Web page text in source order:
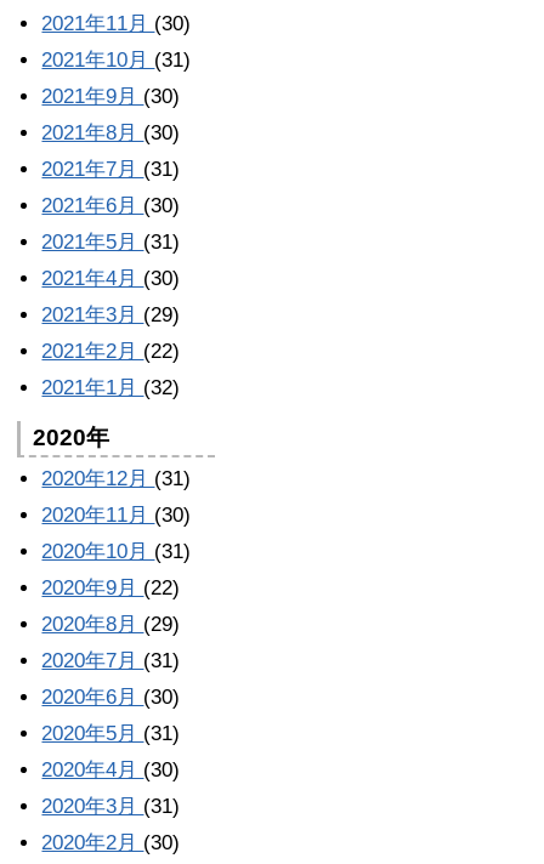
2021年11月 (30)
2021年10月 (31)
2021年9月 (30)
2021年8月 (30)
2021年7月 (31)
2021年6月 (30)
2021年5月 (31)
2021年4月 (30)
2021年3月 (29)
2021年2月 (22)
2021年1月 (32)
2020年
2020年12月 (31)
2020年11月 (30)
2020年10月 (31)
2020年9月 (22)
2020年8月 (29)
2020年7月 (31)
2020年6月 (30)
2020年5月 (31)
2020年4月 (30)
2020年3月 (31)
2020年2月 (30)